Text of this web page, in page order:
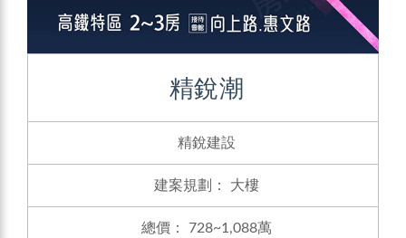
精銳潮
精銳建設
建案規劃： 大樓
總價： 728~1,088萬